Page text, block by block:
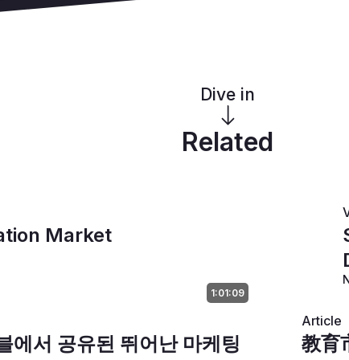
인쇄업체인 윌머는 교육 관련 자료에서 중요한 진리를 강조
사는 배급업체가 사용할 수 있는 판매 시트를 제공하고, 잠
, 웹사이트 콘텐츠 및 온라인 데모를 제공합니다.
한 여섯 가지 팁은 다음과 같습니다:
제공: 학교들은 학생과 직원에게 안전한 환경을 조성하기 위
것을 깨달았습니다. 대학들이 캠퍼스 활동을 재개하면서,
기부자 지원은 학교가 예기치 않은 자금 부족
를 개최하는 학교는 경매 품목을 소개하고 입찰 지침을 제공
. 또한, 기부자에게 감사의 뜻을 전하는 셀프 메일러를 사용
Dive in
Related
Market
1:01:09
에서 공유된 뛰어난 마케팅
Article
教育